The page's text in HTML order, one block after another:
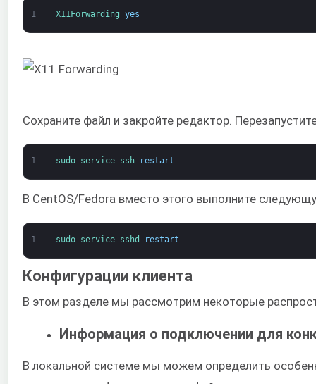
1 X11Forwarding yes
Сохраните файл и закройте редактор.
1 sudo service ssh restart
В CentOS/Fedora вместо этого выполните
1 sudo service sshd restart
Конфигурации клиента
В этом разделе мы рассмотрим некоторые
Информация о подключении для
В локальной системе мы можем определить